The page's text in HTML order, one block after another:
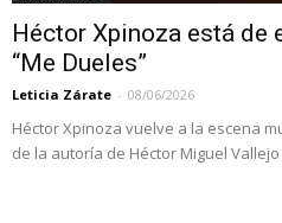
Héctor Xpinoza está de
“Me Dueles”
Leticia Zárate - 08/06/2026
Héctor Xpinoza vuelve a la escena
de la autoría de Héctor Miguel